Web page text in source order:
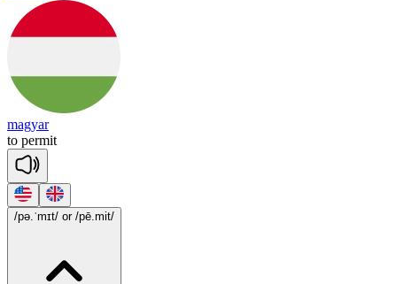
magyar
to permit
/pə.ˈmɪt/ or /pē.mit/